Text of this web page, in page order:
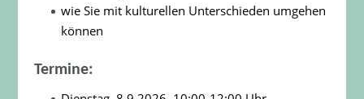
wie Sie mit kulturellen Unterschieden umgehen
können
Termine: